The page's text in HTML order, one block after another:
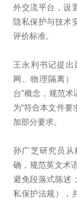
外交流平台，设
隐私保护与技术
评价标准。
王永利书记提
网、物理隔离）
台”概念，规范
为“符合本文件要
加部分要求。
孙广芝研究员从
确，规范英文术
避免段落式陈述
私保护法规），